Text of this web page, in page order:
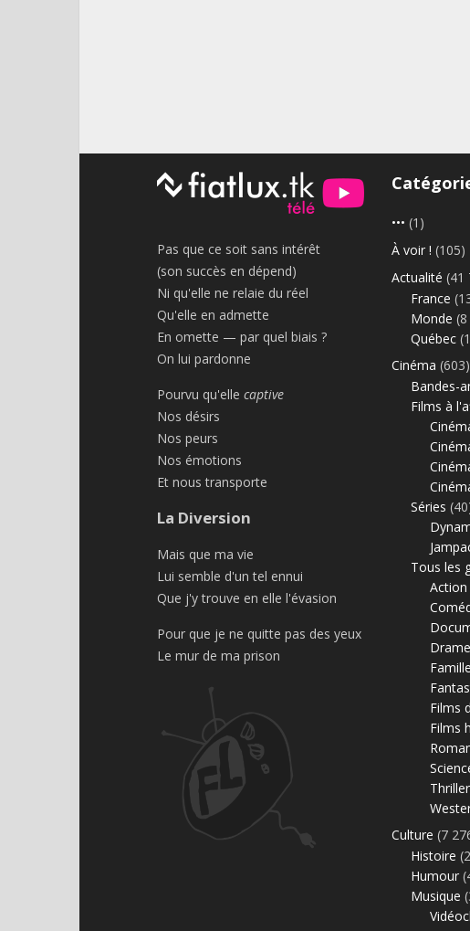
Pas que ce soit sans intérêt
(son succès en dépend)
Ni qu'elle ne relaie du réel
Qu'elle en admette
En omette — par quel biais ?
On lui pardonne
Pourvu qu'elle captive
Nos désirs
Nos peurs
Nos émotions
Et nous transporte
La Diversion
Mais que ma vie
Lui semble d'un tel ennui
Que j'y trouve en elle l'évasion
Pour que je ne quitte pas des yeux
Le mur de ma prison
••• (1)
À voir ! (105)
Actualité (41
France
Monde
Québec
Cinéma (603)
Bandes-
Films à
Séries
Tous les
Action
Drame
Famille
Films
Films
Thriller
Culture (7
Histoire
Humour
Musique